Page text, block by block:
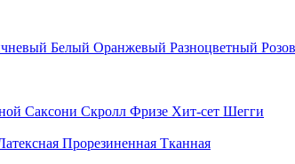
Белый Оранжевый Разноцветный
Саксони Скролл Фризе Хит-сет Шегги
Прорезиненная Тканная